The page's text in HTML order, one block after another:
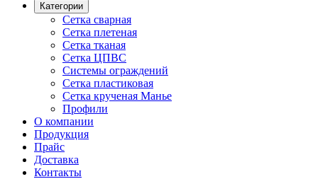
Категории
Сетка сварная
Сетка плетеная
Сетка тканая
Сетка ЦПВС
Системы ограждений
Сетка пластиковая
Сетка крученая Манье
Профили
О компании
Продукция
Прайс
Доставка
Контакты